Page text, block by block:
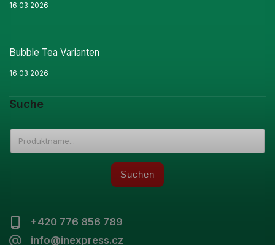
+420 776 856 789
info@inexpress.cz
16.03.2026
Bubble Tea Varianten
16.03.2026
Suche
Suchen